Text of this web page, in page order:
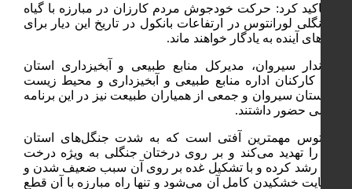
وی تاکید کرد: حرکت خودجوش مردم کارزان در مبارزه با گیاه
نیمه‌انگلی لورانتوس در ارتفاعات بانکول در تاریخ این دیار برای
نسل‌های آینده به یادگار خواهند ماند.
فرماندار سیروان، مدیرکل منابع طبیعی و آبخیزداری استان
ایلام، کارکنان اداره منابع طبیعی و آبخیزداری و محیط زیست
شهرستان سیروان و جمعی از همیاران طبیعت نیز در این برنامه
مردمی حضور داشتند.
لورانتوس مهمترین آفتی است که به شدت جنگل‌های استان
ایلام را تهدید می‌کند و بر روی درختان جنگلی به ویژه درخت
بلوط رشد کرده و با تشکیل غده بر روی آن سبب ضعیف شدن و
در نهایت خشکیدن کامل آن می‌شود و تنها راه مبارزه با آن قطع